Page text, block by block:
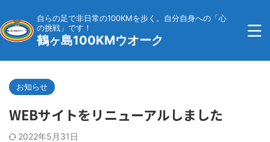
自らの足で非日常の100KMを歩く。自分自身への「心
の挑戦」です！
鶴ヶ島100KMウオーク
お知らせ
WEBサイトをリニューアルしました
2022年5月31日